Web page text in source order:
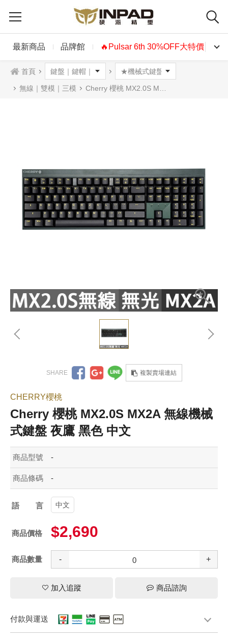
最新商品 品牌館 🔥Pulsar 6th 30%OFF大特價🔥
首頁
無線｜雙模｜三模 Cherry 櫻桃 MX2.0S MX2A 無線機械式鍵盤 夜鷹 黑色 中文
複製賣場連結
CHERRY櫻桃
Cherry 櫻桃 MX2.0S MX2A 無線機械
式鍵盤 夜鷹 黑色 中文
商品型號 -
商品條碼 -
語言中文
商品價格 $2,690
商品數量 - +
加入追蹤 商品諮詢
付款與運送